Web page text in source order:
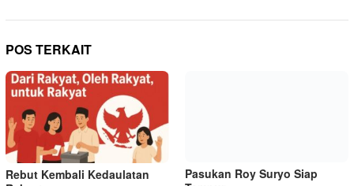
POS TERKAIT
Rebut Kembali Kedaulatan
Pasukan Roy Suryo Siap